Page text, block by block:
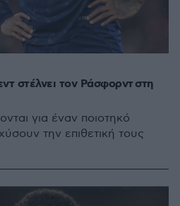
στέλνει τον Ράσφορντ στη
για έναν ποιοτηκό
την επιθετική τους